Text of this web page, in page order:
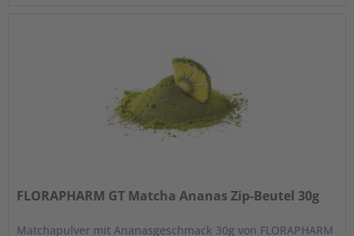
FLORAPHARM GT Matcha Ananas Zip-Beutel 30g
Matchapulver mit Ananasgeschmack 30g von FLORAPHARM